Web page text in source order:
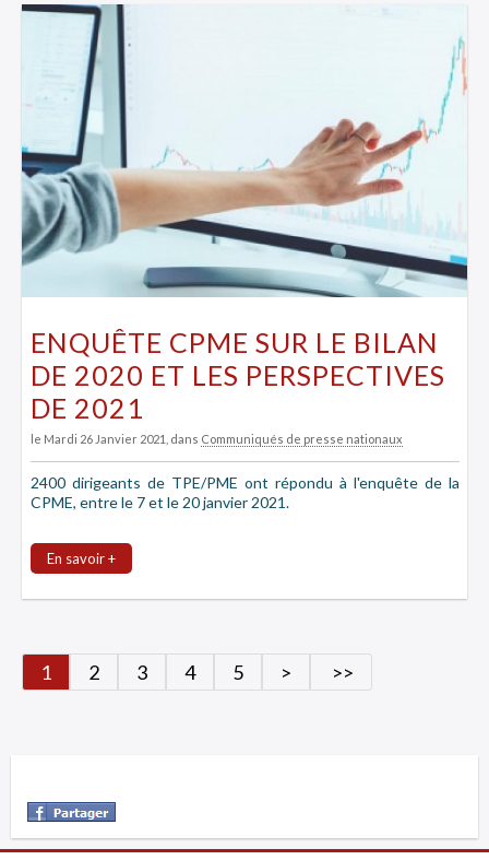
ENQUÊTE CPME SUR LE BILAN
DE 2020 ET LES PERSPECTIVES
DE 2021
le Mardi 26 Janvier 2021 , dans Communiqués de presse nationaux
2400 dirigeants de TPE/PME ont répondu à l'enquête de la
CPME, entre le 7 et le 20 janvier 2021.
En savoir +
1 2 3 4 5 > >>